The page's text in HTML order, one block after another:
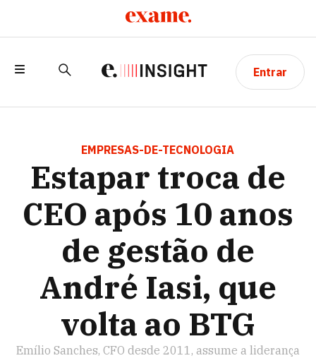
Entrar
DE GESTÃO DE ANDRÉ IASI, QUE VOLTA
EMPRESAS-DE-TECNOLOGIA
Estapar troca de
CEO após 10 anos
de gestão de
André Iasi, que
volta ao BTG
Emílio Sanches, CFO desde 2011, assume a liderança